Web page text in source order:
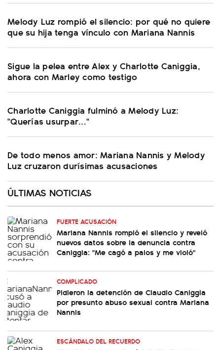
Melody Luz rompió el silencio: por qué no quiere
que su hija tenga vínculo con Mariana Nannis
Sigue la pelea entre Alex y Charlotte Caniggia,
ahora con Marley como testigo
Charlotte Caniggia fulminó a Melody Luz:
"Querías usurpar..."
De todo menos amor: Mariana Nannis y Melody
Luz cruzaron durísimas acusaciones
ÚLTIMAS NOTICIAS
FUERTE ACUSACIÓN
Mariana Nannis rompió el silencio y reveló
nuevos datos sobre la denuncia contra
Caniggia: "Me cagó a palos y me violó"
COMPLICADO
Pidieron la detención de Claudio Caniggia
por presunto abuso sexual contra Mariana
Nannis
ESCÁNDALO DEL RECUERDO